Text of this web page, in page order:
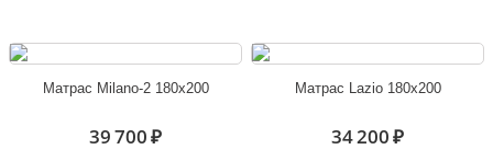
Матрас Milano-2 180х200
39 700 ₽
Матрас Lazio 180х200
34 200 ₽